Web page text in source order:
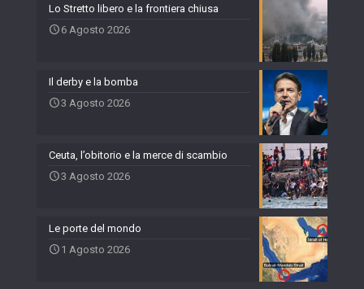
Lo Stretto libero e la frontiera chiusa
6 Agosto 2026
Il derby e la bomba
3 Agosto 2026
Ceuta, l’obitorio e la merce di scambio
3 Agosto 2026
Le porte del mondo
1 Agosto 2026